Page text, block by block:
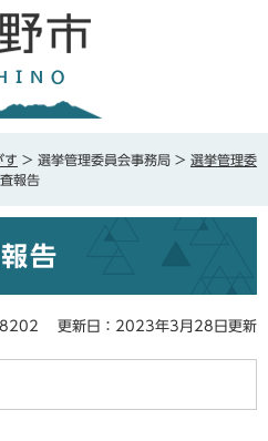
す > 選挙管理委員会事務局 > 選挙管理委
報告
告
更新日：2023年3月28日更新